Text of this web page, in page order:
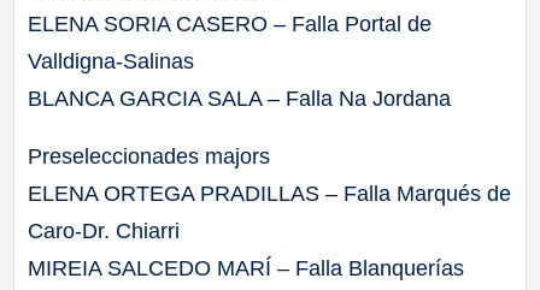
ELENA SORIA CASERO – Falla Portal de
Valldigna-Salinas
BLANCA GARCIA SALA – Falla Na Jordana
Preseleccionades majors
ELENA ORTEGA PRADILLAS – Falla Marqués de
Caro-Dr. Chiarri
MIREIA SALCEDO MARÍ – Falla Blanquerías